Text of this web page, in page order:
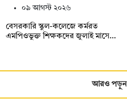
০৯ আগস্ট ২০২৬
বেসরকারি স্কুল-কলেজে কর্মরত
এমপিওভুক্ত শিক্ষকদের জুলাই মাসে…
আরও পড়ুন